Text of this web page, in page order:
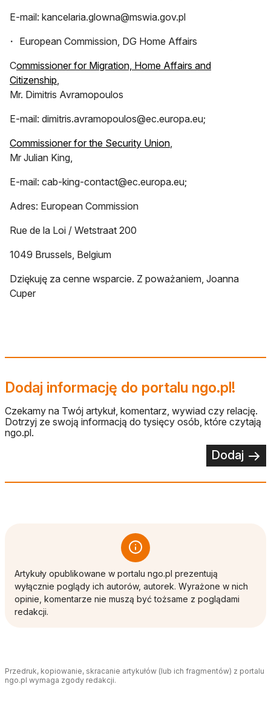
E-mail: kancelaria.glowna@mswia.gov.pl
European Commission, DG Home Affairs
Commissioner for Migration, Home Affairs and
Citizenship,
Mr. Dimitris Avramopoulos
E-mail: dimitris.avramopoulos@ec.europa.eu;
Commissioner for the Security Union,
Mr Julian King,
E-mail: cab-king-contact@ec.europa.eu;
Adres: European Commission
Rue de la Loi / Wetstraat 200
1049 Brussels, Belgium
Dziękuję za cenne wsparcie. Z poważaniem, Joanna
Cuper
Dodaj informację do portalu ngo.pl!
Czekamy na Twój artykuł, komentarz, wywiad czy relację.
Dotrzyj ze swoją informacją do tysięcy osób, które czytają
ngo.pl.
Dodaj
Artykuły opublikowane w portalu ngo.pl prezentują
wyłącznie poglądy ich autorów, autorek. Wyrażone w nich
opinie, komentarze nie muszą być tożsame z poglądami
redakcji.
Przedruk, kopiowanie, skracanie artykułów (lub ich fragmentów) z portalu
ngo.pl wymaga zgody redakcji.